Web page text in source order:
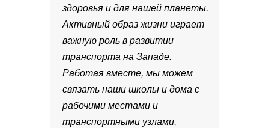
здоровья и для нашей планеты.
Активный образ жизни играет
важную роль в развитии
транспорта на Западе.
Работая вместе, мы можем
связать наши школы и дома с
рабочими местами и
транспортными узлами,